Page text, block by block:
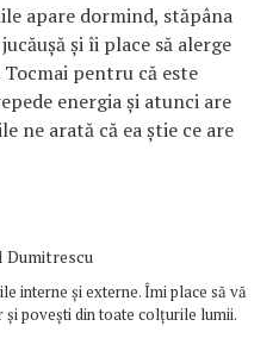
apare dormind, stăpâna
și îi place să alerge
pentru că este
energia și atunci are
ne arată că ea știe ce are
Dumitrescu
interne și externe. Îmi place să vă
povești din toate colțurile lumii.